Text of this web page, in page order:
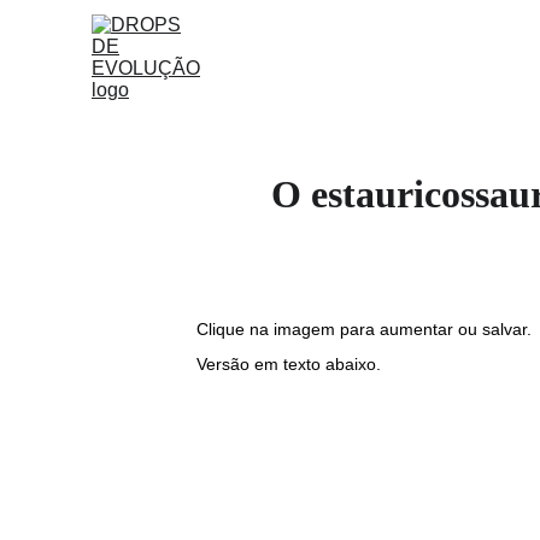
O
Clique na imagem para aumentar ou salvar.
Versão em texto abaixo.